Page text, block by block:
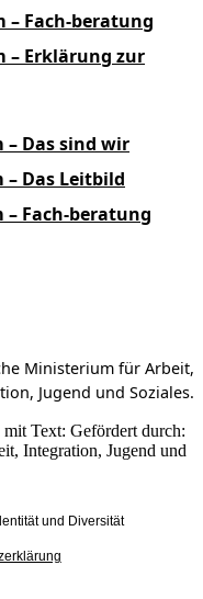
– Fach-beratung
– Erklärung zur
– Das sind wir
– Das Leitbild
– Fach-beratung
Ministerium für Arbeit,
Jugend und Soziales.
und Diversität